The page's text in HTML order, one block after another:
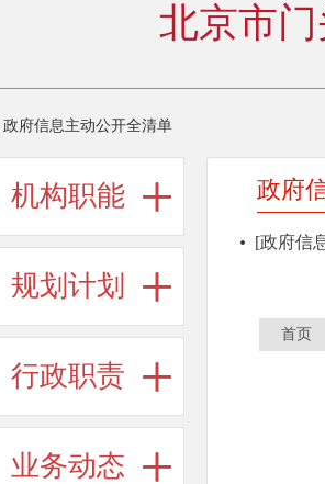
北京市
政府信息主动公开全清单
机构职能
规划计划
行政职责
业务动态
政府
[政府信
首页